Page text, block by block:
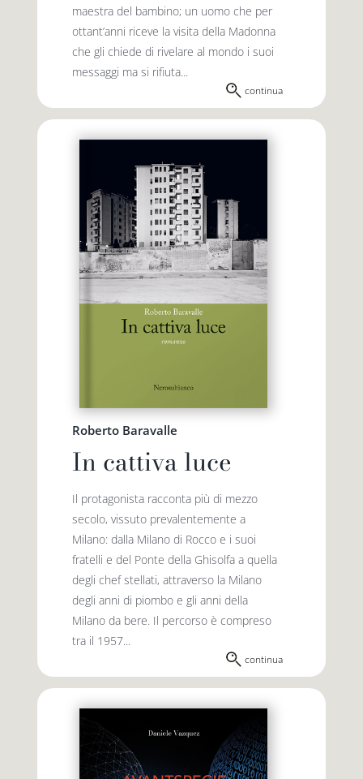
maestra del bambino; un uomo che per
ottant’anni riceve la visita della Madonna
che gli chiede di rivelare al mondo i suoi
messaggi ma si rifiuta...
continua
Roberto Baravalle
In cattiva luce
Il protagonista racconta più di mezzo
secolo, vissuto prevalentemente a
Milano: dalla Milano di Rocco e i suoi
fratelli e del Ponte della Ghisolfa a quella
degli chef stellati, attraverso la Milano
degli anni di piombo e gli anni della
Milano da bere. Il percorso è compreso
tra il 1957...
continua